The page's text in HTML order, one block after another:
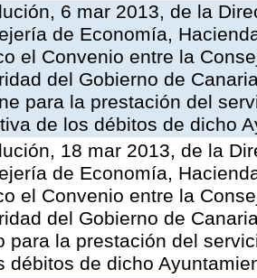
6 mar 2013, de la
de Economía,
el Convenio entre la
del Gobierno de
para la prestación del
de los débitos de dicho
18 mar 2013, de la
de Economía,
el Convenio entre la
del Gobierno de
para la prestación del
débitos de dicho